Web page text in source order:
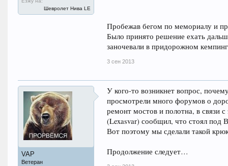
Шевролет Нива LE
Пробежав бегом по мемориалу и
Было принято решение ехать
заночевали в придорожном
3 сен 2013
VAP
Ветеран
У кого-то возникнет вопрос,
просмотрели много форумов о
ремонт мостов и полотна, в связи
(Lexasvar) сообщил, что стоял под
Вот поэтому мы сделали такой
Продолжение следует…